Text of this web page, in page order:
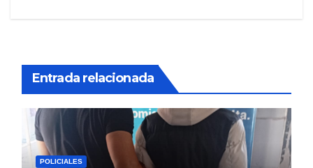
Entrada relacionada
POLICIALES